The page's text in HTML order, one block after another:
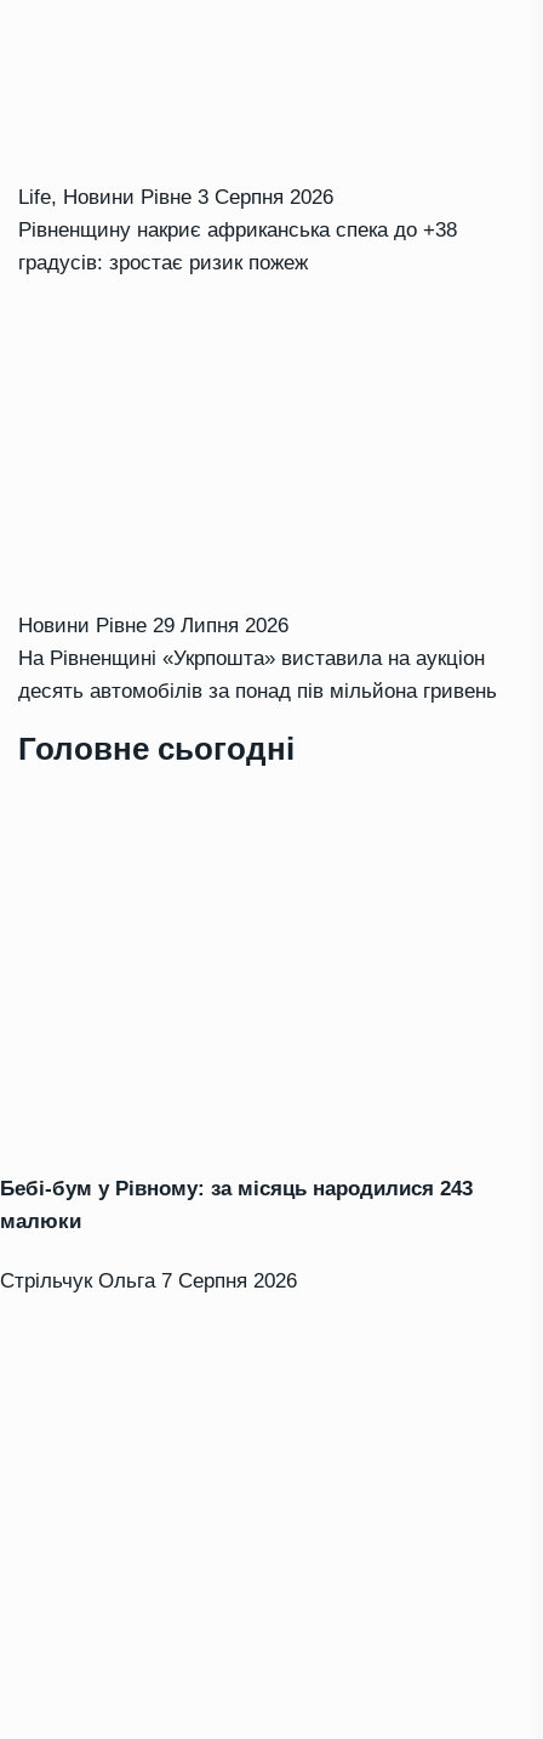
Life, Новини Рівне 3 Серпня 2026
Рівненщину накриє африканська спека до +38
градусів: зростає ризик пожеж
Новини Рівне 29 Липня 2026
На Рівненщині «Укрпошта» виставила на аукціон
десять автомобілів за понад пів мільйона гривень
Головне сьогодні
Бебі-бум у Рівному: за місяць народилися 243
малюки
Стрільчук Ольга 7 Серпня 2026